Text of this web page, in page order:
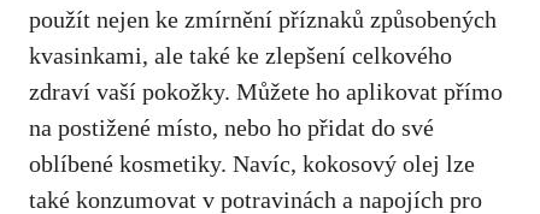
použít nejen ke zmírnění‍ příznaků​ způsobených
kvasinkami, ale také ke zlepšení celkového
zdraví vaší​ pokožky. Můžete ho aplikovat přímo‌
na postižené místo,‍ nebo ho přidat do své
oblíbené kosmetiky. Navíc, kokosový‍ olej lze
také konzumovat‍ v‌ potravinách a napojích⁤ pro